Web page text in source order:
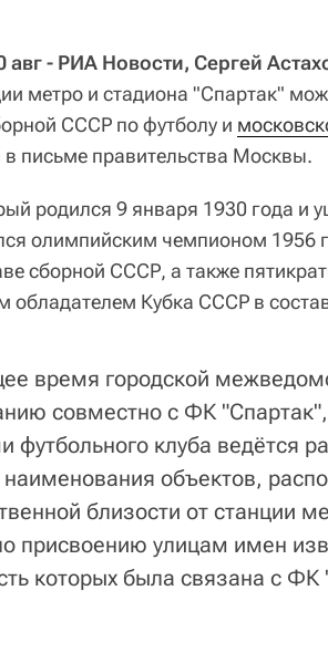
- РИА Новости, Сергей
метро и стадиона "Спартак"
СССР по футболу и
письме правительства Москвы.
родился 9 января 1930 года и
олимпийским чемпионом 1956
сборной СССР, а также
обладателем Кубка СССР в
время городской
совместно с ФК
футбольного клуба ведётся
наименования объектов,
близости от станции
присвоению улицам имен
которых была связана с ФК